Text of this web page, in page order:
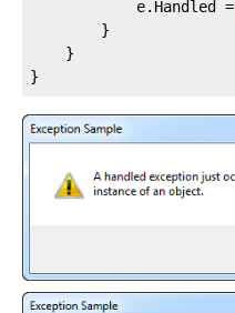
			e.Handled =
}